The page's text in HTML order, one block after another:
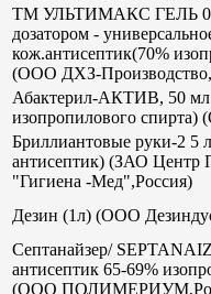
TM УЛЬТИМАКС ГЕЛЬ
дозатором -
кож.антисептик(70%
(ООО ДХЗ-Производство,
Абактерил-АКТИВ, 50
изопропилового спирта)
Бриллиантовые руки-2 5
антисептик) (ЗАО Центр
"Гигиена -Мед",Россия)
Дезин (1л) (ООО
Септанайзер/
антисептик 65-69%
(ООО